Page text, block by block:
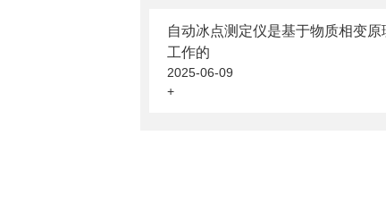
自动冰点测定仪是基于物质相变原
工作的
2025-06-09
+